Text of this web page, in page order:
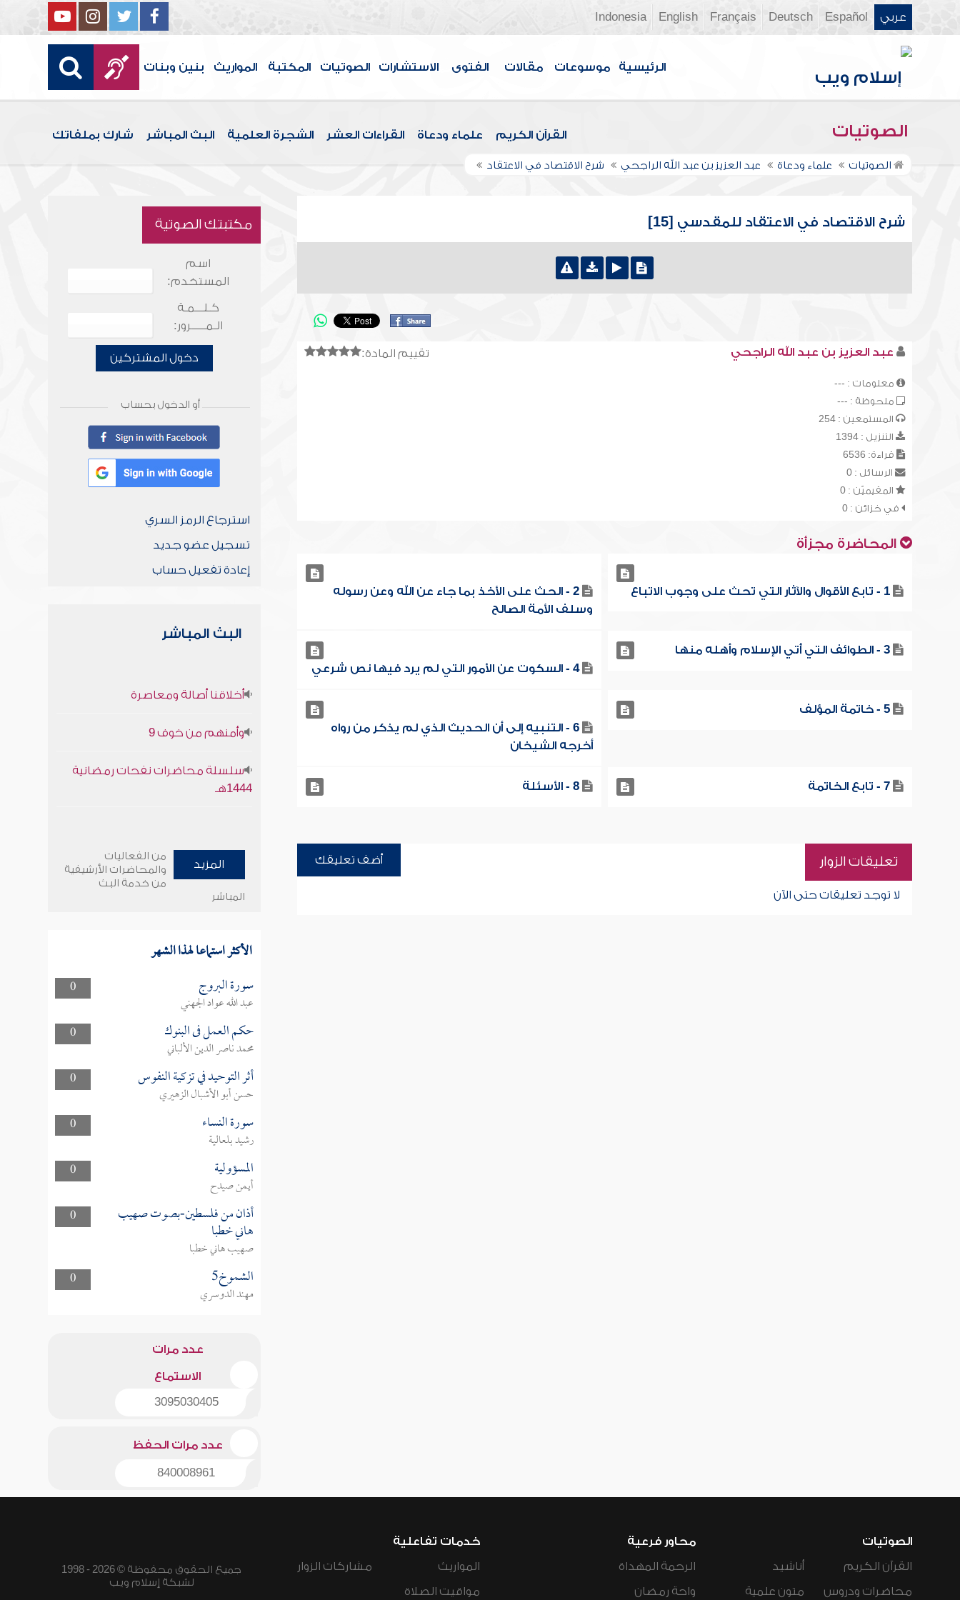
عربي Español
Deutsch
Français
English
Indonesia
الرئيسية موسوعات مقالات الفتوى الاستشارات الصوتيات المكتبة المواريث بنين وبنات
الصوتيات القرآن الكريم علماء ودعاة القراءات العشر الشجرة العلمية البث المباشر شارك بملفاتك
الصوتيات علماء ودعاة عبد العزيز بن عبد الله الراجحي شرح الاقتصاد في الاعتقاد
شرح الاقتصاد في الاعتقاد للمقدسي [15]
تقييم المادة: عبد العزيز بن عبد الله الراجحي
معلومات : ---
ملحوظة : ---
المستمعين : 254
التنزيل : 1394
قراءة: 6536
الرسائل : 0
المقيميّن : 0
في خزائن : 0
المحاضرة مجزأة
1 - تابع الأقوال والآثار التي تحث على وجوب الاتباع
2 - الحث على الأخذ بما جاء عن الله وعن رسوله
وسلف الأمة الصالح
3 - الطوائف التي أُتي الإسلام وأهله منها
4 - السكوت عن الأمور التي لم يرد فيها نص شرعي
5 - خاتمة المؤلف
6 - التنبيه إلى أن الحديث الذي لم يذكر من رواه
أخرجه الشيخان
7 - تابع الخاتمة 8 - الأسئلة
تعليقات الزوار أضف تعليقك
لا توجد تعليقات حتى الآن
مكتبتك الصوتية
اسم
المستخدم:
كـلـــمـة
الـمـــــرور:
دخول المشتركين
أو الدخول بحساب
استرجاع الرمز السري
تسجيل عضو جديد
إعادة تفعيل حساب
البث المباشر
أخلاقنا أصالة ومعاصرة
وأمنهم من خوف 9
سلسلة محاضرات نفحات رمضانية
1444هـ
المزيد
من الفعاليات
والمحاضرات الأرشيفية
من خدمة البث
المباشر
الأكثر استماعا لهذا الشهر
0 سورة البروج
عبد الله عواد الجهني
0
حكم العمل فى البنوك
محمد ناصر الدين الألباني
0
أثر التوحيد في تزكية النفوس
حسن أبو الأشبال الزهيري
0
سورة النساء
رشيد بلعالية
0
المسؤولية
أيمن صيدح
0
أذان من فلسطين-بصوت صهيب
هاني خطبا
صهيب هاني خطبا
0
الشموخ5
مهند الدوسري
عدد مرات
الاستماع
3095030405
عدد مرات الحفظ
840008961
الصوتيات
القرآن الكريم
محاضرات ودروس
أناشيد
متون علمية
محاور فرعية
الرحمة المهداة
واحة رمضان
خدمات تفاعلية
المواريث
مواقيت الصلاة
مشاركات الزوار
جميع الحقوق محفوظة © 2026 - 1998
لشبكة إسلام ويب